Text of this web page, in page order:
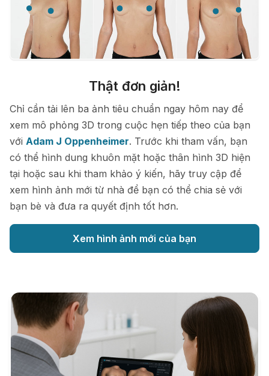
Thật đơn giản!
Chỉ cần tải lên ba ảnh tiêu chuẩn ngay hôm nay để
xem mô phỏng 3D trong cuộc hẹn tiếp theo của bạn
với Adam J Oppenheimer. Trước khi tham vấn, bạn
có thể hình dung khuôn mặt hoặc thân hình 3D hiện
tại hoặc sau khi tham khảo ý kiến, hãy truy cập để
xem hình ảnh mới từ nhà để bạn có thể chia sẻ với
bạn bè và đưa ra quyết định tốt hơn.
Xem hình ảnh mới của bạn